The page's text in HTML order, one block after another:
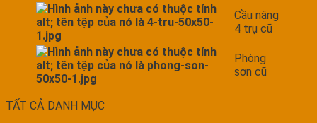
Cầu nâng
4 trụ cũ
Phòng
sơn cũ
TẤT CẢ DANH MỤC